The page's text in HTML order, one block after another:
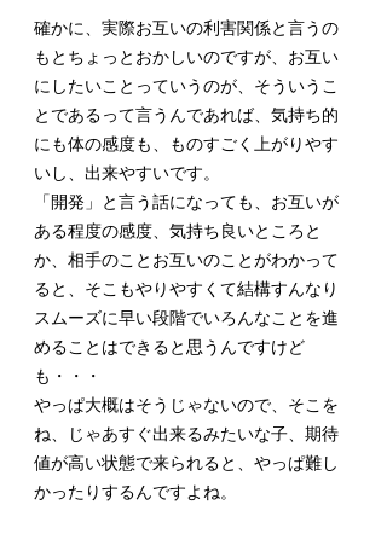
確かに、実際お互いの利害関係と言うの
もとちょっとおかしいのですが、お互い
にしたいことっていうのが、そういうこ
とであるって言うんであれば、気持ち的
にも体の感度も、ものすごく上がりやす
いし、出来やすいです。
「開発」と言う話になっても、お互いが
ある程度の感度、気持ち良いところと
か、相手のことお互いのことがわかって
ると、そこもやりやすくて結構すんなり
スムーズに早い段階でいろんなことを進
めることはできると思うんですけど
も・・・
やっぱ大概はそうじゃないので、そこを
ね、じゃあすぐ出来るみたいな子、期待
値が高い状態で来られると、やっぱ難し
かったりするんですよね。